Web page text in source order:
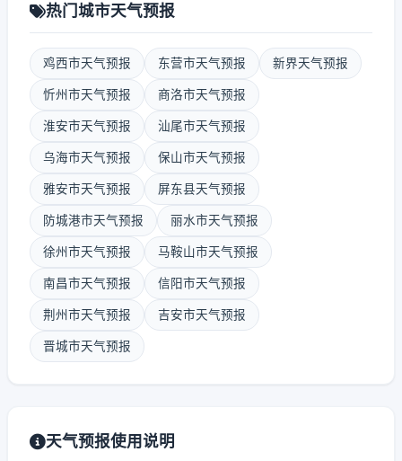
热门城市天气预报
鸡西市天气预报 东营市天气预报 新界天气预报
忻州市天气预报 商洛市天气预报
淮安市天气预报 汕尾市天气预报
乌海市天气预报 保山市天气预报
雅安市天气预报 屏东县天气预报
防城港市天气预报 丽水市天气预报
徐州市天气预报 马鞍山市天气预报
南昌市天气预报 信阳市天气预报
荆州市天气预报 吉安市天气预报
晋城市天气预报
天气预报使用说明